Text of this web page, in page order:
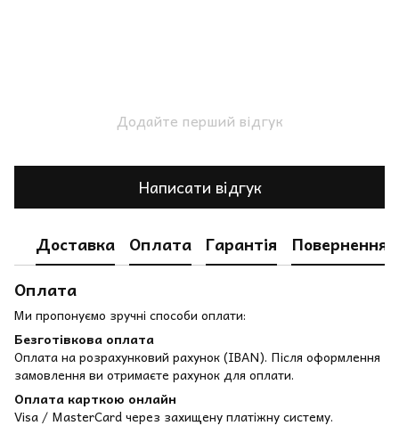
Додайте перший відгук
Написати відгук
Доставка Оплата Гарантія
Повернення
Оплата
Ми пропонуємо зручні способи оплати:
Безготівкова оплата
Оплата на розрахунковий рахунок (IBAN). Після оформлення
замовлення ви отримаєте рахунок для оплати.
Оплата карткою онлайн
Visa / MasterCard через захищену платіжну систему.